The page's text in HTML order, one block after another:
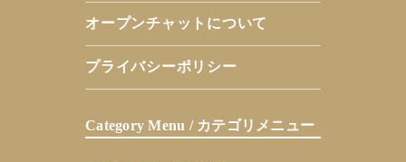
オープンチャットについて
プライバシーポリシー
Category Menu / カテゴリメニュー